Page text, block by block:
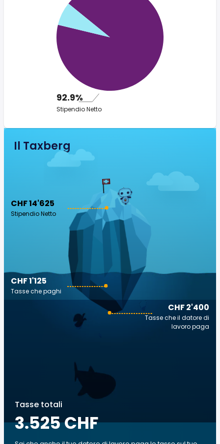
92.9%
Stipendio Netto
Il Taxberg
CHF 14'625
Stipendio Netto
CHF 2'400
Tasse che il datore di
lavoro paga
CHF 1'125
Tasse che paghi
Tasse totali
3.525 CHF